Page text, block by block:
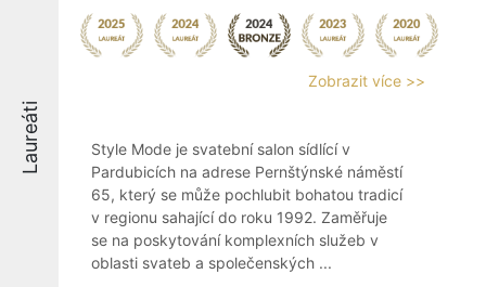
Laureáti
Zobrazit více >>
Style Mode je svatební salon sídlící v
Pardubicích na adrese Pernštýnské náměstí
65, který se může pochlubit bohatou tradicí
v regionu sahající do roku 1992. Zaměřuje
se na poskytování komplexních služeb v
oblasti svateb a společenských ...